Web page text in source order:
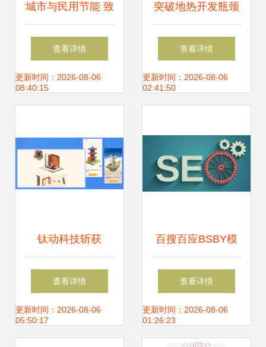
城市与民用节能 致
力于传播节能环保
信息和知识,推广节
节能环保, 新能源,
节能减排,低碳经
技术
查看详情
更新时间：2026-08-06
08:40:15
突破地热开发瓶颈
仿真模拟助力清洁
能源高效利用
查看详情
更新时间：2026-08-06
02:41:50
钛动科技斩获
Facebook最佳游戏
市场拓展奖，持续
查看详情
更新时间：2026-08-06
05:50:17
百搜百应BSBY模
式 软件开发领域
的“不一样精彩”
查看详情
更新时间：2026-08-06
01:26:23